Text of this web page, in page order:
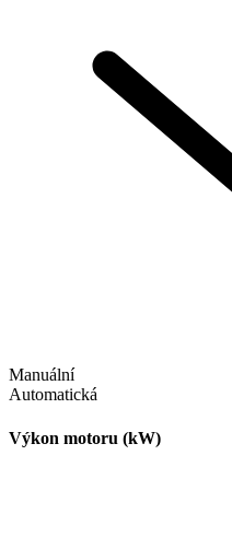
Manuální
Automatická
Výkon motoru (kW)